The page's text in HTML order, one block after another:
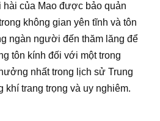
của Mao được bảo quản
không gian yên tĩnh và tôn
ngàn người đến thăm lăng để
tôn kính đối với một trong
nhất trong lịch sử Trung
khí trang trọng và uy nghiêm.